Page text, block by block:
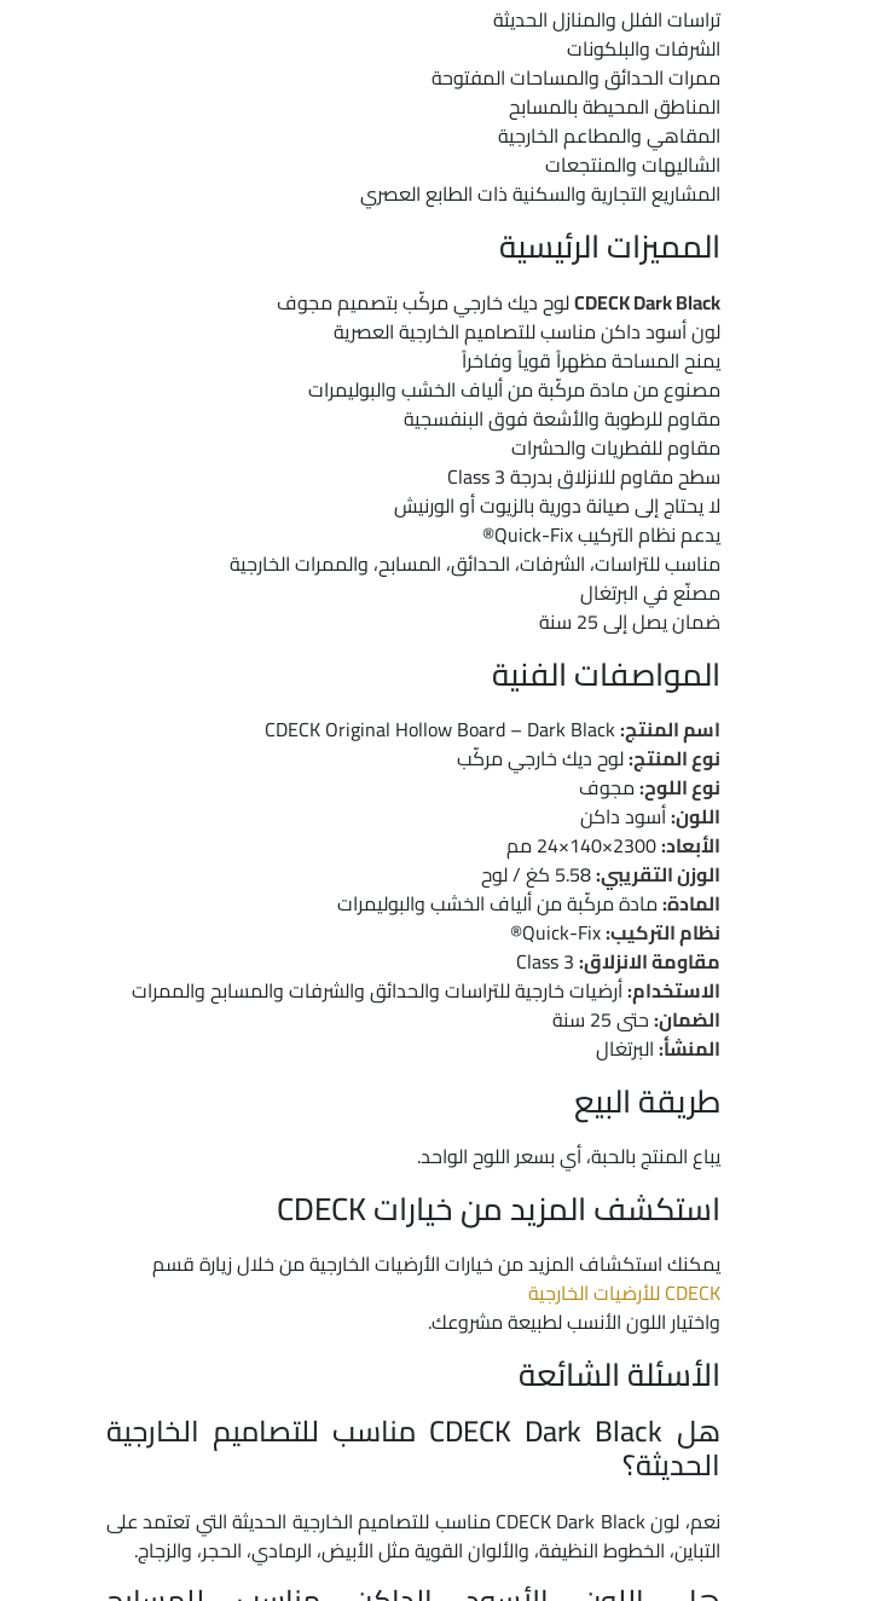
تراسات الفلل والمنازل الحديثة
الشرفات والبلكونات
ممرات الحدائق والمساحات المفتوحة
المناطق المحيطة بالمسابح
المقاهي والمطاعم الخارجية
الشاليهات والمنتجعات
المشاريع التجارية والسكنية ذات الطابع العصري
المميزات الرئيسية
CDECK Dark Blackلوح ديك خارجي مركّب بتصميم مجوف
لون أسود داكن مناسب للتصاميم الخارجية العصرية
يمنح المساحة مظهراً قوياً وفاخراً
مصنوع من مادة مركّبة من ألياف الخشب والبوليمرات
مقاوم للرطوبة والأشعة فوق البنفسجية
مقاوم للفطريات والحشرات
سطح مقاوم للانزلاق بدرجة Class 3
لا يحتاج إلى صيانة دورية بالزيوت أو الورنيش
يدعم نظام التركيب Quick-Fix®
مناسب للتراسات، الشرفات، الحدائق، المسابح، والممرات الخارجية
مصنّع في البرتغال
ضمان يصل إلى 25 سنة
المواصفات الفنية
اسم المنتج:CDECK Original Hollow Board – Dark Black
نوع المنتج:لوح ديك خارجي مركّب
نوع اللوح:مجوف
اللون:أسود داكن
الأبعاد:2300×140×24 مم
الوزن التقريبي:5.58 كغ / لوح
المادة:مادة مركّبة من ألياف الخشب والبوليمرات
نظام التركيب:Quick-Fix®
مقاومة الانزلاق:
الاستخدام:أرضيات خارجية للتراسات والحدائق والشرفات والمسابح والممرات
الضمان:حتى 25 سنة
المنشأ:البرتغال
طريقة البيع
يباع المنتج بالحبة، أي بسعر اللوح الواحد.
استكشف المزيد من خيارات CDECK
يمكنك استكشاف المزيد من خيارات الأرضيات الخارجية من خلال زيارة قسم
CDECK للأرضيات الخارجية
واختيار اللون الأنسب لطبيعة مشروعك.
الأسئلة الشائعة
هل CDECK Dark Black مناسب للتصاميم الخارجية
الحديثة؟
نعم، لون CDECK Dark Black مناسب للتصاميم الخارجية الحديثة التي تعتمد على
التباين، الخطوط النظيفة، والألوان القوية مثل الأبيض، الرمادي، الحجر، والزجاج.